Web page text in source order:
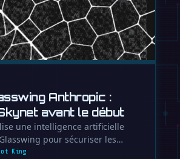
Anthropic :
avant le début
une intelligence artificielle
pour sécuriser les
une …
King